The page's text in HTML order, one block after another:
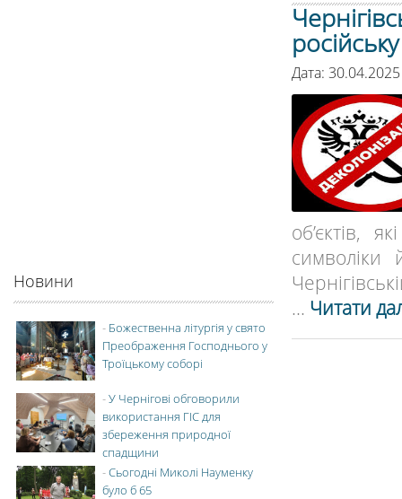
Дата:
об’єктів,
символіки
... Читати
Новини
- Божественна літургія у свято
Преображення Господнього у
Троїцькому соборі
-У Чернігові обговорили
використання ГІС для
збереження природної
спадщини
-Сьогодні Миколі Науменку
було б 65